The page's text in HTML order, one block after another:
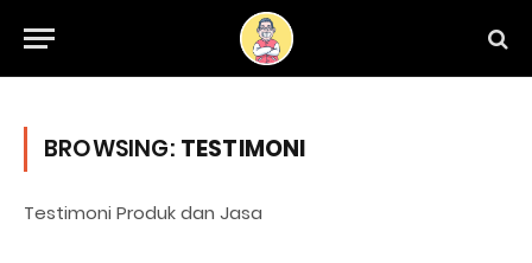
BROWSING: TESTIMONI
Testimoni Produk dan Jasa